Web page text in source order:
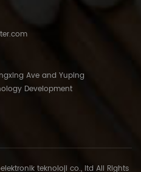
Ave and Yuping
Development
teknoloji co., ltd All Rights